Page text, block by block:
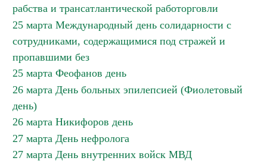
рабства и трансатлантической работорговли
25 марта Международный день солидарности с
сотрудниками, содержащимися под стражей и
пропавшими без
25 марта Феофанов день
26 марта День больных эпилепсией (Фиолетовый
день)
26 марта Никифоров день
27 марта День нефролога
27 марта День внутренних войск МВД